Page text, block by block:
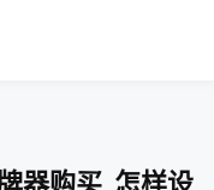
器购买_怎样设